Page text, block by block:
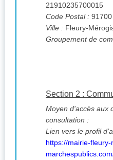
21910235700015
Code Postal : 91700
Ville : Fleury-
Groupement de
Section 2 :
Moyen d'accès aux
consultation :
Lien vers le profil
https://mairie-fleury-